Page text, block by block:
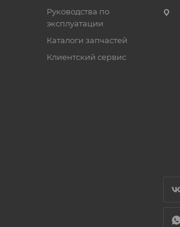
Руководства по
эксплуатации
Каталоги запчастей
Клиентский сервис